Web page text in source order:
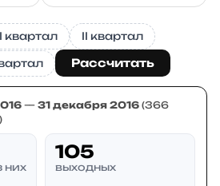
I квартал II квартал
Рассчитать
— 31 декабря 2016 (366
них
105
выходных